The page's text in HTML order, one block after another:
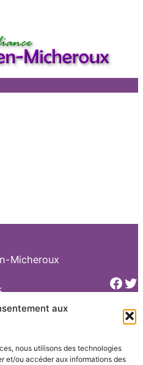
aux
nous utilisons des technologies
et/ou accéder aux informations des
Micheroux